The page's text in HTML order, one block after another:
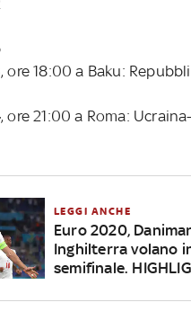
, ore 18:00 a Baku:
, ore 21:00 a Roma:
LEGGI ANCHE
Euro 2020,
Inghilterra volano
semifinale.